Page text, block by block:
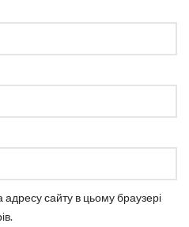
адресу сайту в цьому браузері